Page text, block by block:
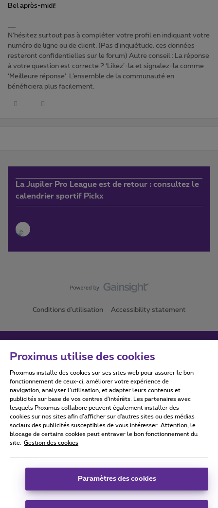
Bel après-midi!
N'hésitez surtout pas à compléter votre profil en indiquant votre
numéro de ligne ou de client. (Pas d'inquiétude, ces données
resteront confidentielles sur le forum) Autre conseil : La réponse
à votre question est correcte ? ‘Likez’-la et signalez-la comme
‘Meilleure réponse’. L’ensemble de la communauté en
bénéficiera plus facilement.
La Jupiler Pro League est de retour : consultez le
calendrier sportif Pickx
Conditions d'utilisation Accessibility statement
Tous droits réservés. ©2026Proximus
Conditions générales, info consommateur
Politique de gestion des cookies
Cookie manager
Coordonnées de l’entreprise
Ce site a été créé et est géré conformément au droit belge.
Boulevard du Roi Albert II 27 - B-1030 Bruxelles.
Telindus
Proximus utilise des cookies
Proximus installe des cookies sur ses sites web pour assurer le bon
fonctionnement de ceux-ci, améliorer votre expérience de
navigation, analyser l’utilisation, et adapter leurs contenus et
publicités sur base de vos centres d’intérêts. Les partenaires avec
lesquels Proximus collabore peuvent également installer des
cookies sur nos sites afin d’afficher sur d'autres sites ou des médias
sociaux des publicités susceptibles de vous intéresser. Attention, le
blocage de certains cookies peut entraver le bon fonctionnement du
site.
Gestion des cookies
Paramètres des cookies